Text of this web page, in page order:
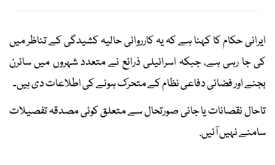
ایرانی حکام کا کہنا ہے کہ یہ کارروائی حالیہ کشیدگی کے تناظر میں
کی جا رہی ہے، جبکہ اسرائیلی ذرائع نے متعدد شہروں میں سائرن
بجنے اور فضائی دفاعی نظام کے متحرک ہونے کی اطلاعات دی ہیں۔
تاحال نقصانات یا جانی صورتحال سے متعلق کوئی مصدقہ تفصیلات
سامنے نہیں آئیں.